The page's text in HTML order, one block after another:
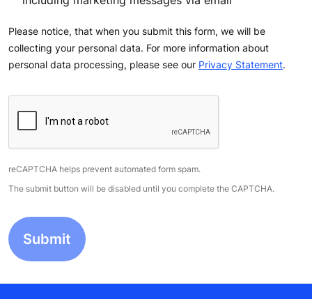
Please notice, that when you submit this form, we will be
collecting your personal data. For more information about
personal data processing, please see our Privacy Statement.
reCAPTCHA helps prevent automated form spam.
The submit button will be disabled until you complete the CAPTCHA.